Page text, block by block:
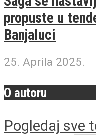
propuste u
Banjaluci
25. Aprila 2025.
O autoru
Pogledaj sve